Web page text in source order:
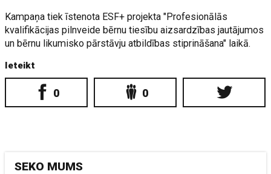
Kampaņa tiek īstenota ESF+ projekta "Profesionālās
kvalifikācijas pilnveide bērnu tiesību aizsardzības jautājumos
un bērnu likumisko pārstāvju atbildības stiprināšana" laikā.
Ieteikt
0 0
SEKO MUMS